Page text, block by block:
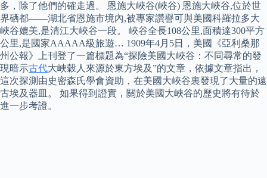
多，除了他們的確走過。 恩施大峽谷(峽谷) 恩施大峽谷,位於世
界硒都——湖北省恩施市境內,被專家讚譽可與美國科羅拉多大
峽谷媲美,是清江大峽谷一段。 峽谷全長108公里,面積達300平方
公里,是國家AAAAA級旅遊… 1909年4月5日，美國《亞利桑那
州公報》上刊登了一篇標題為“探險美國大峽谷：不同尋常的發
現暗示古代大峽穀人來源於東方埃及”的文章，依據文章指出，
這次探測由史密森氏學會資助，在美國大峽谷裏發現了大量的遠
古埃及器皿。 如果得到證實，關於美國大峽谷的歷史將有待於
進一步考證。